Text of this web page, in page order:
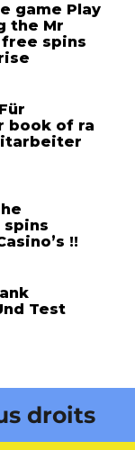
game Play
the Mr
free spins
book of ra
spins
!!
Test